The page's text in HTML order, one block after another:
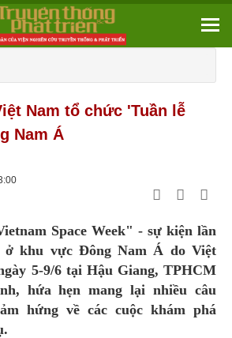
Nam tổ chức 'Tuần lễ
Nam Á
Space Week" - sự kiện lần
ở khu vực Đông Nam Á do Việt
5-9/6 tại Hậu Giang, TPHCM
hứa hẹn mang lại nhiều câu
hứng về các cuộc khám phá